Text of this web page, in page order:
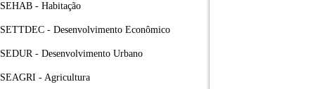
SEHAB - Habitação
SETTDEC - Desenvolvimento Econômico
SEDUR - Desenvolvimento Urbano
SEAGRI - Agricultura